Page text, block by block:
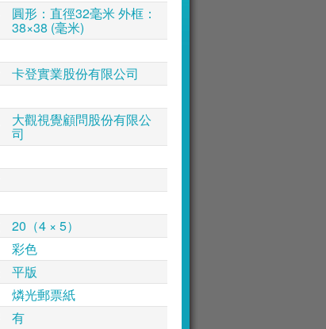
圓形：直徑32毫米 外框：
38×38 (毫米)
卡登實業股份有限公司
大觀視覺顧問股份有限公
司
20（4 × 5）
彩色
平版
燐光郵票紙
有